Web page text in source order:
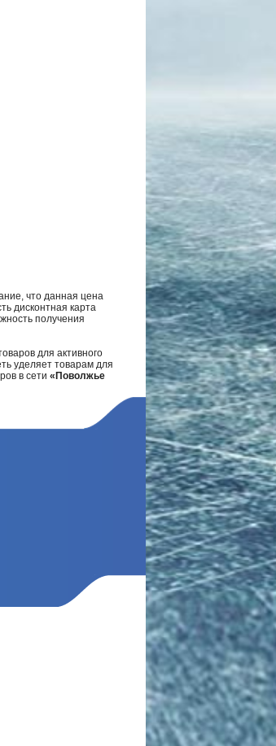
что данная цена
дисконтная карта
получения
для активного
уделяет товарам для
в сети «Поволжье